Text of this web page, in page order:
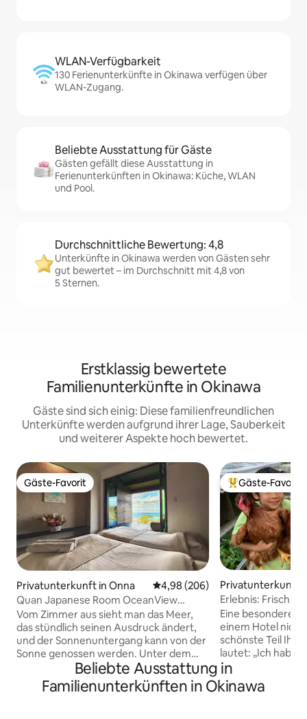
WLAN-Verfügbarkeit
130 Ferienunterkünfte in Okinawa verfügen über
WLAN-Zugang.
Beliebte Ausstattung für Gäste
Gästen gefällt diese Ausstattung in
Ferienunterkünften in Okinawa: Küche, WLAN
und Pool.
Durchschnittliche Bewertung: 4,8
Unterkünfte in Okinawa werden von Gästen sehr
gut bewertet – im Durchschnitt mit 4,8 von
5 Sternen.
Erstklassig bewertete
Familienunterkünfte in Okinawa
Gäste sind sich einig: Diese familienfreundlichen
Unterkünfte werden aufgrund ihrer Lage, Sauberkeit
und weiterer Aspekte hoch bewertet.
Gäste-Favorit
Gäste-Favorit
Privatunterkunft in Onna Durchschnittliche Bewertung:
4,98 (206)
Quan Japanese Room OceanView
PrivateSauna-Rückzugsort
Vom Zimmer aus sieht man das Meer,
das stündlich seinen Ausdruck ändert,
und der Sonnenuntergang kann von der
Sonne genossen werden. Unter dem
Motto „Glück, das nicht von der
Wirtschaftslage oder von materiellem
Besitz abhängt“ möchte Quan seinen
Beliebter Gäste-
Gäste-Favorit
Privatunterkunft
Erlebnis: Frisch
/Interaktion mit
Meer/
zur Okinawa
Convenience
Eine besondere
einem Hotel nicht
schönste Teil
lautet: „Ich habe
Reis
„Eine Schlange
wickeln!“„Mit der
Beliebte Ausstattung in
Familienunterkünften in Okinawa